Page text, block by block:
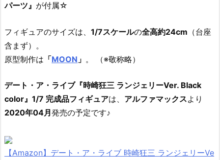
パーツ』 が付属☆
フィギュアのサイズは、 1/7スケールの全高約24cm （台座
含まず）。
原型制作は 「MOON 」 。 （※敬称略）
デート・ア・ライブ『時崎狂三 ランジェリーVer. Black
color』1/7 完成品フィギュアは、 アルファマックスより
2020年04月 発売の予定です♪
【Amazon】デート・ア・ライブ 時崎狂三 ランジェリーVe